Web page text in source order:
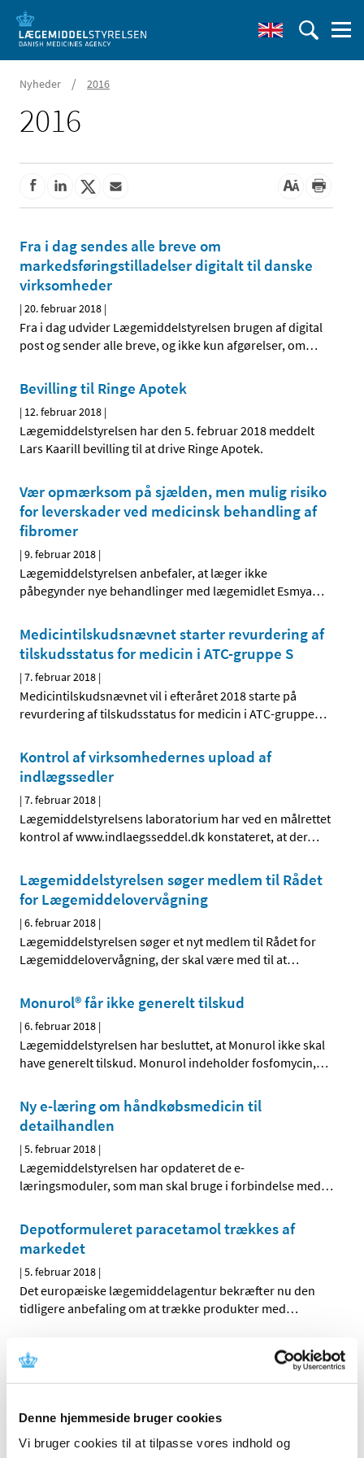
Denne hjemmeside bruger cookies
Vi bruger cookies til at tilpasse vores indhold og
Nyheder / 2016
2016
Fra i dag sendes alle breve om
markedsføringstilladelser digitalt til danske
virksomheder
|20. februar 2018 |
Fra i dag udvider Lægemiddelstyrelsen brugen af digital
post og sender alle breve, og ikke kun afgørelser, om…
Bevilling til Ringe Apotek
| 12. februar 2018 |
Lægemiddelstyrelsen har den 5. februar 2018 meddelt
Lars Kaarill bevilling til at drive Ringe Apotek.
Vær opmærksom på sjælden, men mulig risiko
for leverskader ved medicinsk behandling af
fibromer
|9. februar 2018 |
Lægemiddelstyrelsen anbefaler, at læger ikke
påbegynder nye behandlinger med lægemidlet Esmya…
Medicintilskudsnævnet starter revurdering af
tilskudsstatus for medicin i ATC-gruppe S
|7. februar 2018 |
Medicintilskudsnævnet vil i efteråret 2018 starte på
revurdering af tilskudsstatus for medicin i ATC-gruppe…
Kontrol af virksomhedernes upload af
indlægssedler
|7. februar 2018 |
Lægemiddelstyrelsens laboratorium har ved en målrettet
kontrol af www.indlaegsseddel.dk konstateret, at der…
Lægemiddelstyrelsen søger medlem til Rådet
for Lægemiddelovervågning
|6. februar 2018 |
Lægemiddelstyrelsen søger et nyt medlem til Rådet for
Lægemiddelovervågning, der skal være med til at…
Monurol® får ikke generelt tilskud
|6. februar 2018 |
Lægemiddelstyrelsen har besluttet, at Monurol ikke skal
have generelt tilskud. Monurol indeholder fosfomycin,…
Ny e-læring om håndkøbsmedicin til
detailhandlen
|5. februar 2018 |
Lægemiddelstyrelsen har opdateret de e-
læringsmoduler, som man skal bruge i forbindelse med…
Depotformuleret paracetamol trækkes af
markedet
|5. februar 2018 |
Det europæiske lægemiddelagentur bekræfter nu den
tidligere anbefaling om at trække produkter med…
Ledig bevilling til Sydhavnsapoteket
oktober 2018. Sydhavnsapoteket er beliggende i